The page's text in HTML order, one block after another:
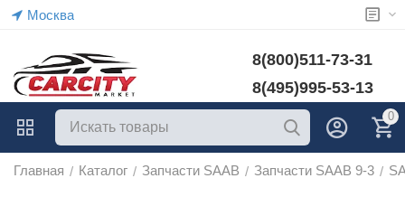
Москва
8(800)511-73-31
8(495)995-53-13
0
Главная / Каталог / Запчасти SAAB / Запчасти SAAB 9-3 /